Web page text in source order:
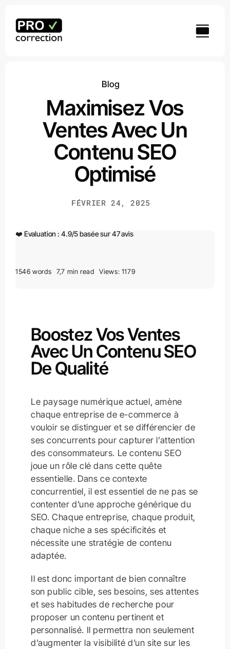
contenu
Blog
Maximisez Vos
Ventes Avec Un
Contenu SEO
Optimisé
FÉVRIER 24, 2025
❤️ Évaluation : 4.9/5basée sur47avis
1546 words 7,7 min read Views: 1179
Boostez Vos Ventes
Avec Un Contenu SEO
De Qualité
Le paysage numérique actuel, amène
chaque entreprise de e-commerce à
vouloir se distinguer et se différencier de
ses concurrents pour capturer l’attention
des consommateurs. Le contenu SEO
joue un rôle clé dans cette quête
essentielle. Dans ce contexte
concurrentiel, il est essentiel de ne pas se
contenter d’une approche générique du
SEO. Chaque entreprise, chaque produit,
chaque niche a ses spécificités et
nécessite une stratégie de contenu
adaptée.
Il est donc important de bien connaître
son public cible, ses besoins, ses attentes
et ses habitudes de recherche pour
proposer un contenu pertinent et
personnalisé. Il permettra non seulement
d’augmenter la visibilité d’un site sur les